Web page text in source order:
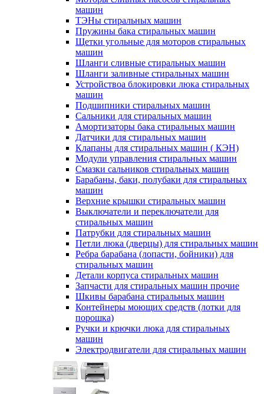
машин
ТЭНы стиральных машин
Пружины бака стиральных машин
Щетки угольные для моторов стиральных
машин
Шланги сливные стиральных машин
Шланги заливные стиральных машин
Устройствоа блокировки люка стиральных
машин
Подшипники стиральных машин
Сальники для стиральных машин
Амортизаторы бака стиральных машин
Датчики для стиральных машин
Клапаны для стиральных машин ( КЭН)
Модули управления стиральных машин
Смазки сальников стиральных машин
Барабаны, баки, полубаки для стиральных
машин
Верхние крышки стиральных машин
Выключатели и переключатели для
стиральных машин
Патрубки для стиральных машин
Петли люка (дверцы) для стиральных машин
Ребра барабана (лопасти, бойники) для
стиральных машин
Детали корпуса стиральных машин
Запчасти для стиральных машин прочие
Шкивы барабана стиральных машин
Контейнеры моющих средств (лотки для
порошка)
Ручки и крючки люка для стиральных
машин
Электродвигатели для стиральных машин